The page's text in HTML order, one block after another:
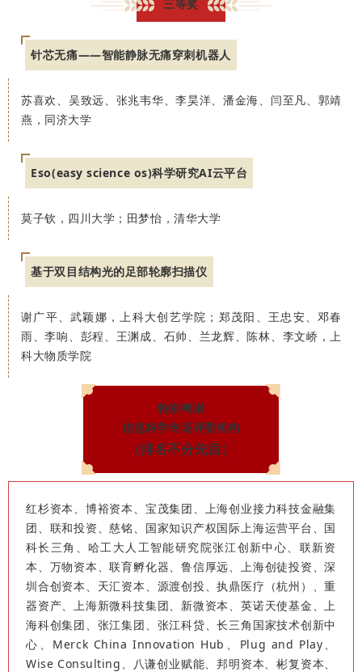
三等奖
针芯无痛——智能静脉无痛穿刺机器人
苏喜欢、吴致远、张兆韦华、李昊洋、潘金海、闫至凡、郭靖
燕，同济大学
Eso(easy science os)科学研究AI云平台
莫子钦，四川大学；田梦怡，清华大学
基于双目结构光的足部轮廓扫描仪
谢广平、武颖娜，上科大创艺学院；郑茂阳、王忠安、邓春
雨、李响、彭程、王渊成、石帅、兰龙辉、陈林、李文峤，上
科大物质学院
特别鸣谢
信息科学专场评委机构
（排名不分先后）
红杉资本、博裕资本、宝茂集团、上海创业接力科技金融集
团、联和投资、慈铭、国家知识产权国际上海运营平台、国
科长三角、哈工大人工智能研究院张江创新中心、联新资
本、万物资本、联育孵化器、鲁信厚远、上海创徒投资、深
圳合创资本、天汇资本、源渡创投、执鼎医疗（杭州）、重
器资产、上海新微科技集团、新微资本、英诺天使基金、上
海科创集团、张江集团、张江科贷、长三角国家技术创新中
心、Merck China Innovation Hub、Plug and Play、
Wise Consulting、八谦创业赋能、邦明资本、彬复资本、